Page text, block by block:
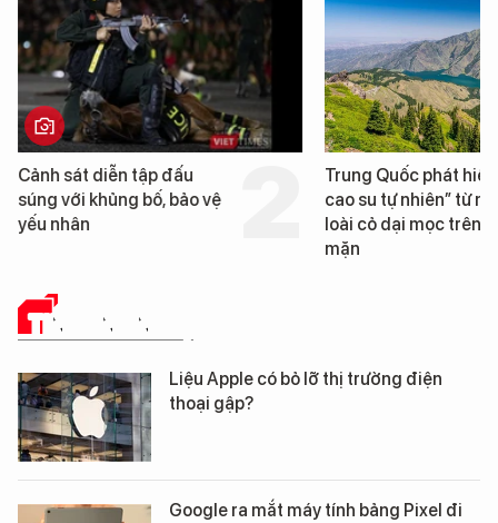
Cảnh sát diễn tập đấu
súng với khủng bố, bảo vệ
yếu nhân
Trung Quốc phát hiện
cao su tự nhiên” từ
loài cỏ dại mọc trên
mặn
TIN CÔNG NGHỆ
Liệu Apple có bỏ lỡ thị trường điện
thoại gập?
Google ra mắt máy tính bảng Pixel đi